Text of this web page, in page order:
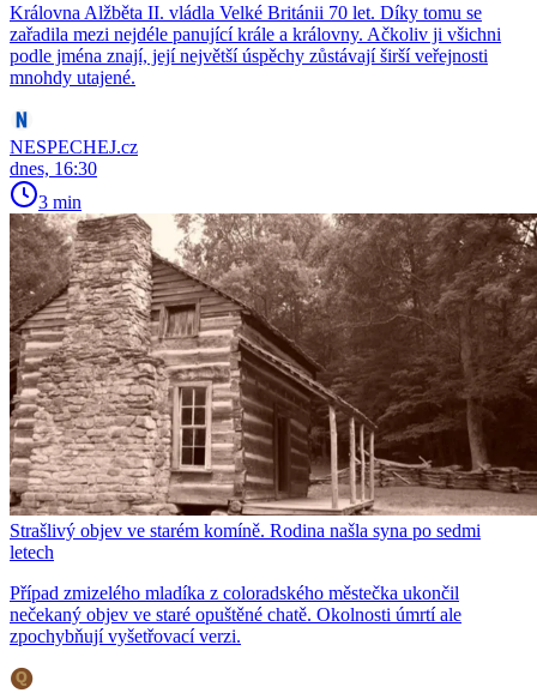
Královna Alžběta II. vládla Velké Británii 70 let. Díky tomu se
zařadila mezi nejdéle panující krále a královny. Ačkoliv ji všichni
podle jména znají, její největší úspěchy zůstávají širší veřejnosti
mnohdy utajené.
NESPECHEJ.cz
dnes, 16:30
3 min
Strašlivý objev ve starém komíně. Rodina našla syna po sedmi
letech
Případ zmizelého mladíka z coloradského městečka ukončil
nečekaný objev ve staré opuštěné chatě. Okolnosti úmrtí ale
zpochybňují vyšetřovací verzi.